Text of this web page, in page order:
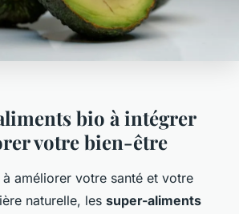
bio à intégrer
votre bien-être
améliorer votre santé et votre
naturelle, les super-aliments